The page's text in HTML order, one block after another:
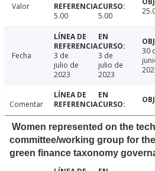
Valor
5.00
5.00
Fecha
3 de
julio de
2023
3 de
julio de
2023
30
Comentar
Women represented on the
committee/working group for
green finance taxonomy